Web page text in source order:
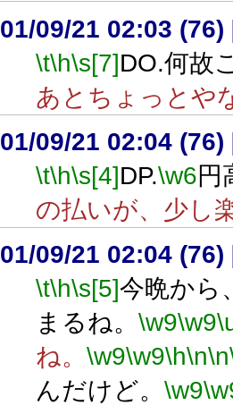
01/09/21 02:03 (76)
\t\h\s[7]DO.何故
あとちょっとや
01/09/21 02:04 (76)
\t\h\s[4]DP.\w6円
の払いが、少し
01/09/21 02:04 (76)
\t\h\s[5]今晩から
まるね。 \w9\w9
ね。 \w9\w9\h\n\n
んだけど。 \w9